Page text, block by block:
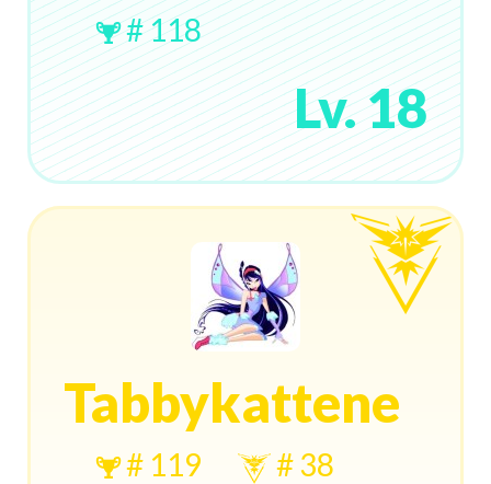
# 118
Lv. 18
Tabbykattene
# 119 # 38